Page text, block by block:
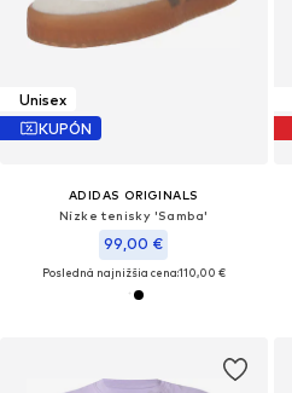
Unisex
KUPÓN
ADIDAS ORIGINALS
Nízke tenisky 'Samba'
99,00 €
Posledná najnižšia cena:110,00 €